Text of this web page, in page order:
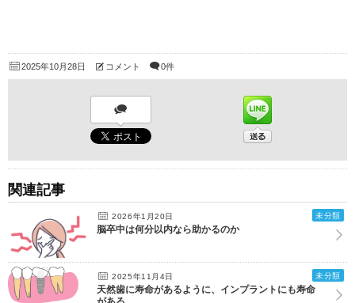
2025年10月28日 コメント 0件
関連記事
2026年1月20日 未分類
脳卒中は何分以内なら助かるのか
2025年11月4日 未分類
天然歯に寿命があるように、インプラントにも寿命